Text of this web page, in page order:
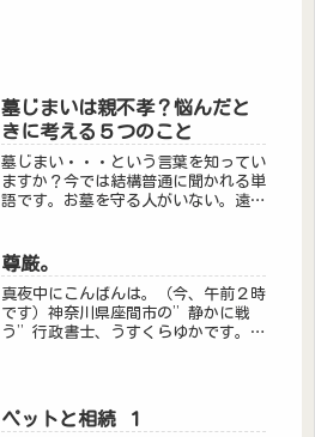
墓じまいは親不孝？悩んだと
きに考える５つのこと
墓じまい・・・という言葉を知ってい
ますか？今では結構普通に聞かれる単
語です。お墓を守る人がいない。遠方
まいをする人は増えています。でも
「親不幸だ」「ご先祖様に申し訳な
い」と...
尊厳。
真夜中にこんばんは。（今、午前２時
です）神奈川県座間市の”静かに戦
う”行政書士、うすくらゆかです。今
ので・・・書きます。昨日、精神科に
定期...
ペットと相続 １